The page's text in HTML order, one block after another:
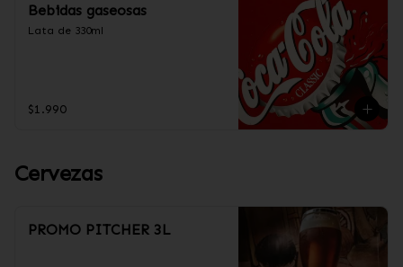
Bebidas gaseosas
Lata de 330ml
$1.990
Cervezas
PROMO PITCHER 3L